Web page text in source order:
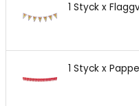
1 Styck x
1 Styck x